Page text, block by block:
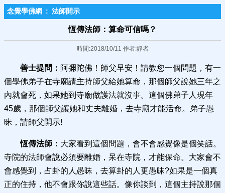
念覺學佛網 : 法師開示
恆傳法師：算命可信嗎？
時間:2018/10/11 作者:靜者
善士提問： 阿彌陀佛！師父早安！請教您一個問題，有一
個學佛弟子在寺廟請主持師父給她算命，那個師父說她三年之
內就會死，如果她到寺廟做護法就沒事。這個佛弟子人現年
45歲，那個師父讓她和丈夫離婚，去寺廟才能活命。弟子愚
昧，請師父開示!‍
恆傳法師： 大家看到這個問題，會不會感覺像是個笑話。
寺院的法師會說必須要離婚，呆在寺院，才能保命。大家會不
會感覺到，占卦的人愚昧，去算卦的人更愚昧?如果是一個真
正的住持，他不會跟你說這些話。像你談到，這個主持說那個